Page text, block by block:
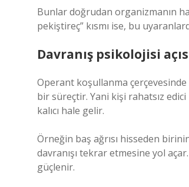
Bunlar doğrudan organizmanın
pekiştireç” kısmı ise, bu
Davranış psikolojisi
Operant koşullanma
bir süreçtir. Yani kişi rahatsız
kalıcı hale gelir.
Örneğin baş ağrısı hisseden
davranışı tekrar etmesine yol
güçlenir.